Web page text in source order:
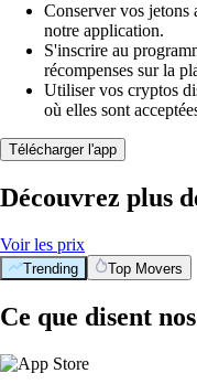
Conserver vos jetons
notre application.
S'inscrire au
récompenses sur la
Utiliser vos cryptos
où elles sont
Télécharger l'app
Découvrez plus
Voir les prix
Trending Top Movers
Ce que disent